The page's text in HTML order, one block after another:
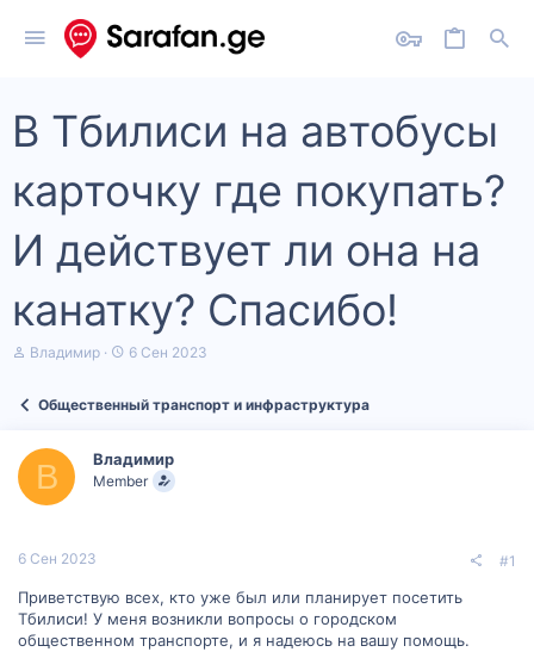
В Тбилиси на автобусы
карточку где покупать?
И действует ли она на
канатку? Спасибо!
А
т
м
ы
Владимир
Д
а
ч
а
6 Сен 2023
Общественный транспорт и инфраструктура
В Владимир
Member
6 Сен 2023 #1
Приветствую всех, кто уже был или планирует посетить
Тбилиси! У меня возникли вопросы о городском
общественном транспорте, и я надеюсь на вашу помощь.